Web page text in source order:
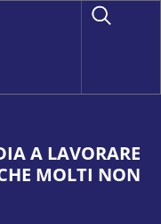
A LAVORARE
MOLTI NON